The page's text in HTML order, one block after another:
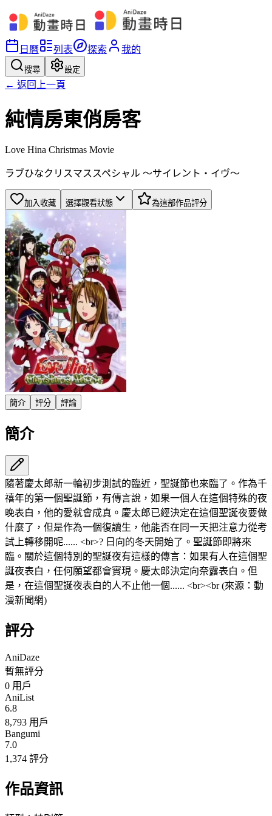
日曆 列表 探索 我的
搜尋 設定
← 返回上一頁
純情房東俏房客
Love Hina Christmas Movie
ラブひなクリスマススペシャル 〜サイレント・イヴ〜
加入收藏 選擇觀看狀態 為這部作品評分
簡介 評分 評論
簡介
隨著慶太郎新一輪初步測試的臨近，聖誕節也來臨了。作為千
禧年的第一個聖誕節，有傳言說，如果一個人在這個特殊的夜
晚表白，他的愛就會成真。慶太郎已經決定在這個聖誕夜要做
什麼了，但是作為一個復讀生，他能否在同一天把注意力從考
試上轉移開呢...... <br>? 日向的冬天開始了。聖誕節即將來
臨。關於這個特別的聖誕夜有這樣的傳言：如果有人在這個聖
誕夜表白，任何願望都會實現。慶太郎決定向奈露表白。但
是，在這個聖誕夜表白的人不止他一個...... <br><br (來源：動
漫新聞網)
評分
AniDaze
暫無評分
0 用戶
AniList
6.8
8,793 用戶
Bangumi
7.0
1,374 評分
作品資訊